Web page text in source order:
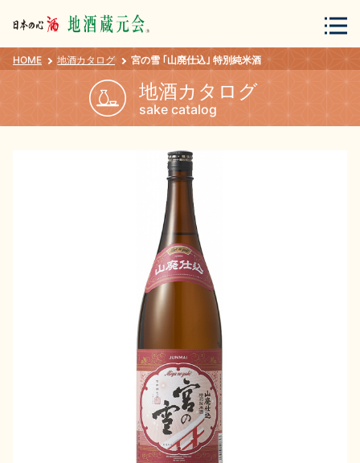
会員登録 ログイン
地酒カタログ
地酒解体新書
HOME 地酒カタログ 宮の雪 ｢山廃仕込｣ 特別純米酒
地酒カタログ
sake catalog